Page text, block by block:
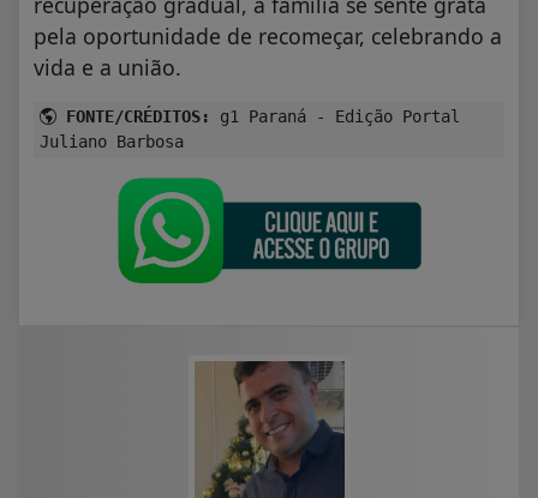
pela oportunidade de recomeçar, celebrando a
vida e a união.
FONTE/CRÉDITOS:
g1 Paraná - Edição Portal
Juliano Barbosa